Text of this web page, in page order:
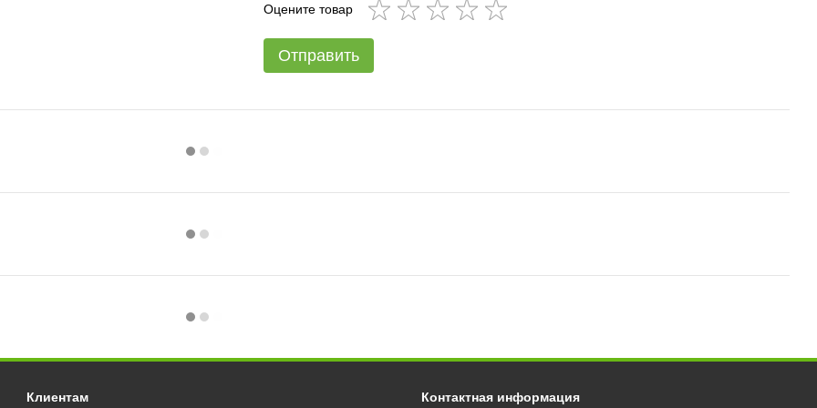
Оцените товар
Отправить
Клиентам Контактная информация